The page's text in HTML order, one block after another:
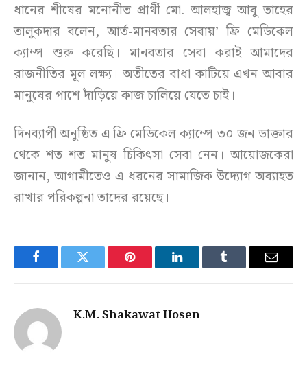
ধানের শীষের মনোনীত প্রার্থী মো. আলহাজ্ব আবু তাহের
তালুকদার বলেন, আর্ত-মানবতার সেবায়’ ফ্রি মেডিকেল
ক্যাম্প শুরু করেছি। মানবতার সেবা করাই আমাদের
রাজনীতির মূল লক্ষ্য। অতীতের বাধা কাটিয়ে এখন আবার
মানুষের পাশে দাঁড়িয়ে কাজ চালিয়ে যেতে চাই।
দিনব্যাপী অনুষ্ঠিত এ ফ্রি মেডিকেল ক্যাম্পে ৩০ জন ডাক্তার
থেকে শত শত মানুষ চিকিৎসা সেবা নেন। আয়োজকেরা
জানান, আগামীতেও এ ধরনের সামাজিক উদ্যোগ অব্যাহত
রাখার পরিকল্পনা তাদের রয়েছে।
FacebookTwitter Pinterest LinkedInTumblr Email
K.M. Shakawat Hosen